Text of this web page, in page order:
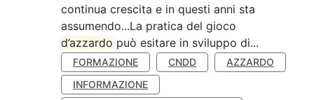
continua crescita e in questi anni sta
assumendo...La pratica del gioco
d’azzardo può esitare in sviluppo di...
FORMAZIONE CNDD
AZZARDO
INFORMAZIONE